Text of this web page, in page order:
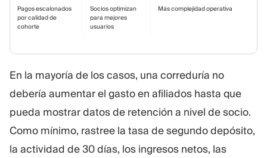
Pagos escalonados
por calidad de
cohorte
Socios optimizan
para mejores
usuarios
Más complejidad operativa
En la mayoría de los casos, una correduría no
debería aumentar el gasto en afiliados hasta que
pueda mostrar datos de retención a nivel de socio.
Como mínimo, rastree la tasa de segundo depósito,
la actividad de 30 días, los ingresos netos, las